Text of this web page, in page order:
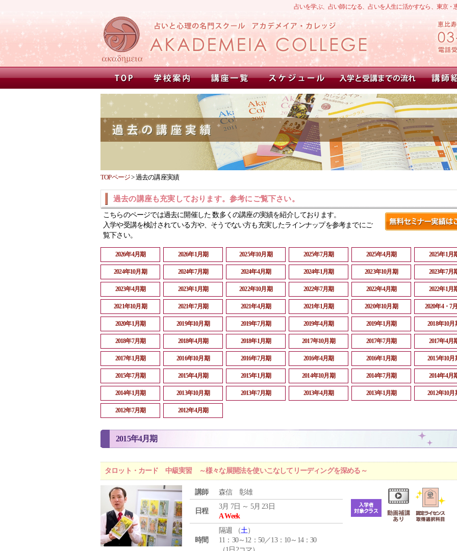
占いを学ぶ、占い師になる、占いを人生に活かすなら、東京
TOPページ>過去の講座実績
過去の講座も充実しております。参考にご覧下さい。
こちらのページでは過去に開催した 数多くの講座の実績を紹介しております。
入学や受講を検討されている方や、そうでない方も充実したラインナップを参考までにご
覧下さい。
2026年4月期 2026年1月期 2025年10月期 2025年7月期 2025年4月期 2025年1月
2024年10月期 2024年7月期 2024年4月期 2024年1月期 2023年10月期 2023年7月
2023年4月期 2023年1月期 2022年10月期 2022年7月期 2022年4月期 2022年1月
2021年10月期 2021年7月期 2021年4月期 2021年1月期 2020年10月期 2020年4・7
2020年1月期 2019年10月期 2019年7月期 2019年4月期 2019年1月期 2018年10月
2018年7月期 2018年4月期 2018年1月期 2017年10月期 2017年7月期 2017年4月
2017年1月期 2016年10月期 2016年7月期 2016年4月期 2016年1月期 2015年10月
2015年7月期 2015年4月期 2015年1月期 2014年10月期 2014年7月期 2014年4月
2014年1月期 2013年10月期 2013年7月期 2013年4月期 2013年1月期 2012年10月
2012年7月期 2012年4月期
2015年4月期
タロット・カード 中級実習 ～様々な展開法を使いこなしてリーディングを深める～
講師 森信 彰雄
日程
3月 7日 ～ 5月 23日
A Week
時間
隔週 （土）
11：30～12：50／13：10～14：30